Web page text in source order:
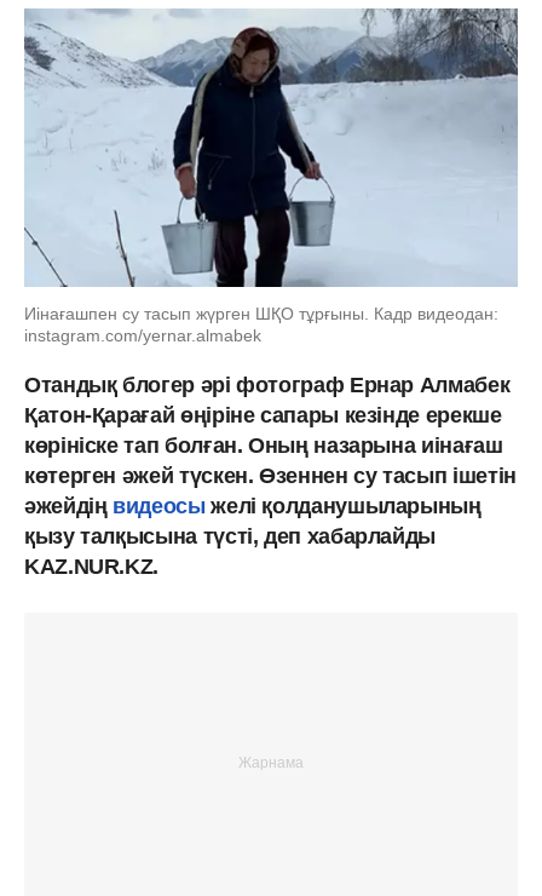
Иінағашпен су тасып жүрген ШҚО тұрғыны. Кадр видеодан:
instagram.com/yernar.almabek
Отандық блогер әрі фотограф Ернар Алмабек
Қатон-Қарағай өңіріне сапары кезінде ерекше
көрініске тап болған. Оның назарына иінағаш
көтерген әжей түскен. Өзеннен су тасып ішетін
әжейдің видеосыжелі қолданушыларының
қызу талқысына түсті, деп хабарлайды
KAZ.NUR.KZ.